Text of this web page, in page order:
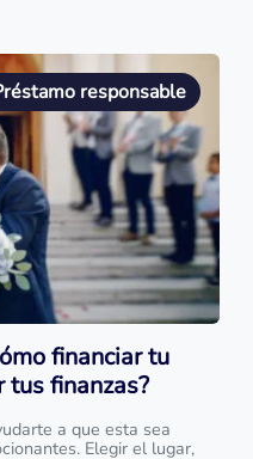
responsable
financiar tu
finanzas?
a que esta sea
Elegir el lugar,